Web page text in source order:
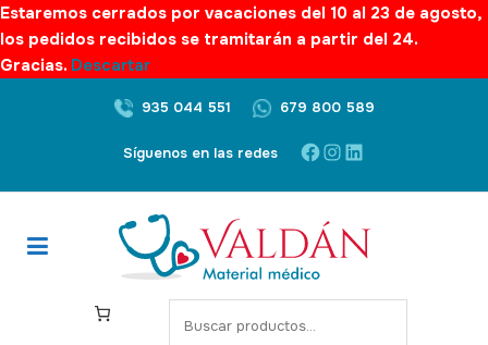
Estaremos cerrados por vacaciones del 10 al 23 de agosto,
los pedidos recibidos se tramitarán a partir del 24.
Gracias. Descartar
935 044 551 679 800 589
Síguenos en las redes Facebook
Instagram
LinkedIn
S
e